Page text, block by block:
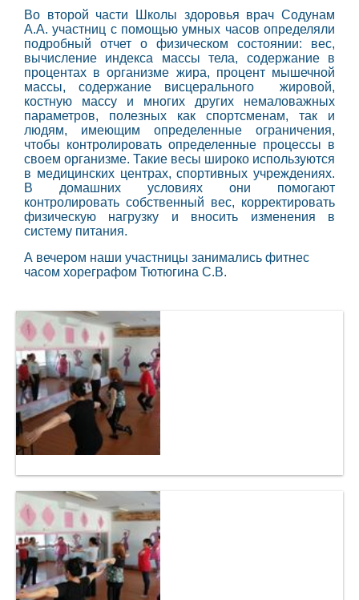
Во второй части Школы здоровья врач Содунам
А.А. участниц с помощью умных часов определяли
подробный отчет о физическом состоянии: вес,
вычисление индекса массы тела, содержание в
процентах в организме жира, процент мышечной
массы, содержание висцерального жировой,
костную массу и многих других немаловажных
параметров, полезных как спортсменам, так и
людям, имеющим определенные ограничения,
чтобы контролировать определенные процессы в
своем организме. Такие весы широко используются
в медицинских центрах, спортивных учреждениях.
В домашних условиях они помогают
контролировать собственный вес, корректировать
физическую нагрузку и вносить изменения в
систему питания.
А вечером наши участницы занимались фитнес
часом хореграфом Тютюгина С.В.